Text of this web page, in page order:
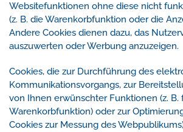
Websitefunktionen ohne diese nicht
(z. B. die Warenkorbfunktion oder die
Andere Cookies dienen dazu, das
auszuwerten oder Werbung anzuzeigen.
Cookies, die zur Durchführung des
Kommunikationsvorgangs, zur
von Ihnen erwünschter Funktionen (z. B.
Warenkorbfunktion) oder zur
Cookies zur Messung des